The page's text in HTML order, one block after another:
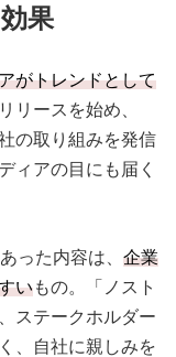
果
がトレンドとして
リースを始め、
の取り組みを発信
ィアの目にも届く
った内容は、 企業
いもの。「ノスト
ステークホルダー
、自社に親しみを